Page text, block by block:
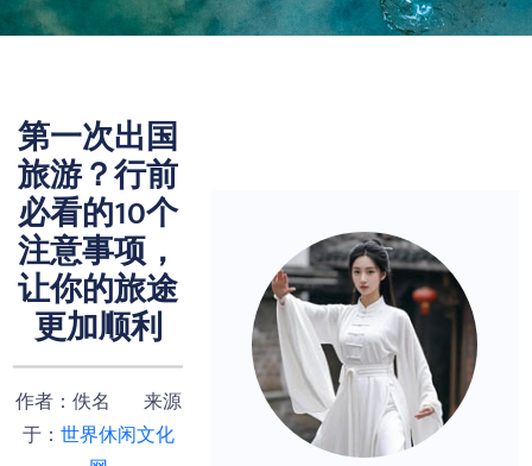
第一次出国
旅游？行前
必看的10个
注意事项，
让你的旅途
更加顺利
作者：佚名 来源
于： 世界休闲文化